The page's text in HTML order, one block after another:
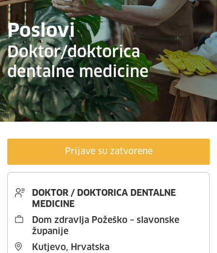
Poslovi
Doktor/doktorica
dentalne medicine
Prijave su zatvorene
DOKTOR / DOKTORICA DENTALNE
MEDICINE
Dom zdravlja Požeško – slavonske
županije
Kutjevo, Hrvatska